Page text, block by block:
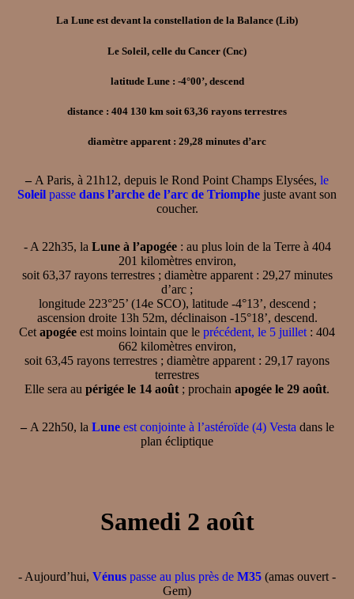
La Lune est devant la constellation de la Balance (Lib)
Le Soleil, celle du Cancer (Cnc)
latitude Lune : -4°00’, descend
distance : 404 130 km soit 63,36 rayons terrestres
diamètre apparent : 29,28 minutes d’arc
– A Paris, à 21h12, depuis le Rond Point Champs Elysées, le
Soleil passe dans l’arche de l’arc de Triomphe juste avant son
coucher.
- A 22h35, la Lune à l’apogée: au plus loin de la Terre à 404
201 kilomètres environ,
soit 63,37 rayons terrestres ; diamètre apparent : 29,27 minutes
d’arc ;
longitude 223°25’ (14e SCO), latitude -4°13’, descend ;
ascension droite 13h 52m, déclinaison -15°18’, descend.
Cet apogée est moins lointain que le précédent, le 5 juillet : 404
662 kilomètres environ,
soit 63,45 rayons terrestres ; diamètre apparent : 29,17 rayons
terrestres
Elle sera au périgée le 14 août ; prochain apogée le 29 août.
–A 22h50, la Luneest conjointe à l’astéroïde (4) Vesta dans le
plan écliptique
Samedi 2 août
- Aujourd’hui, Vénus passe au plus près de M35 (amas ouvert -
Gem)